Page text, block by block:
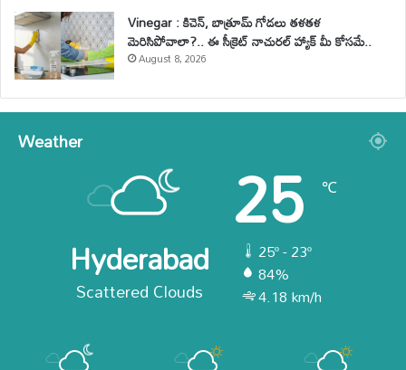
Vinegar : కిచెన్, బాత్రూమ్ గోడలు తళతళ
మెరిసిపోవాలా?.. ఈ సీక్రెట్ నాచురల్ హ్యాక్ మీ కోసమే..
August 8, 2026
Weather
Hyderabad
Scattered Clouds
25 ℃
25º - 23º
84%
4.18 km/h